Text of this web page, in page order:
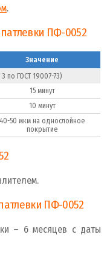
.
ПФ-0052
Значение
по ГОСТ 19007-73)
15 минут
10 минут
40-50 мкм на однослойное
покрытие
ПФ-0052
– 6 месяцев с даты